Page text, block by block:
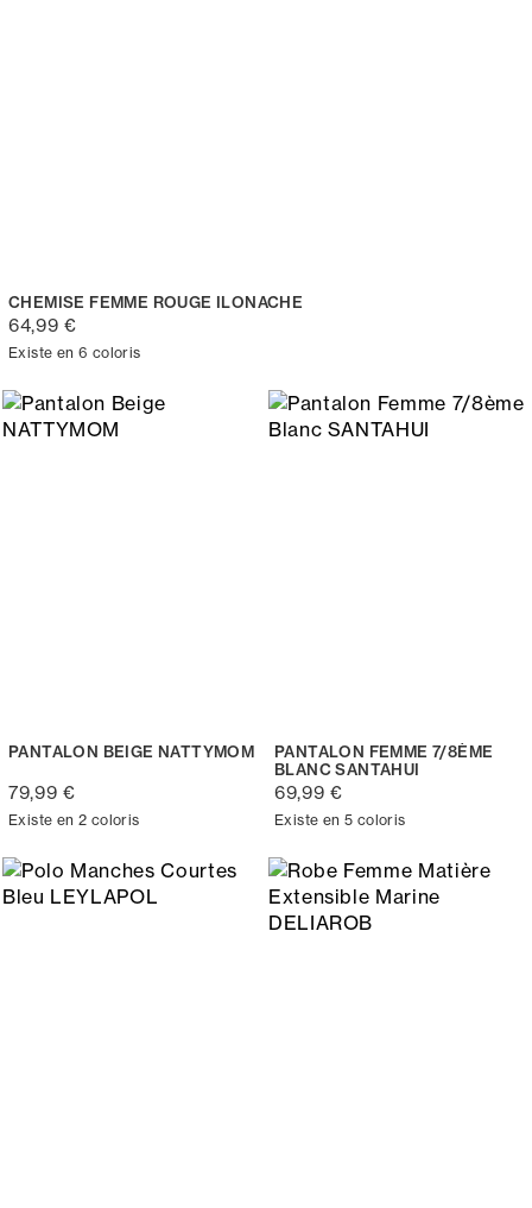
CHEMISE FEMME ROUGE ILONACHE
64,99 €
Existe en 6 coloris
PANTALON BEIGE NATTYMOM
79,99 €
Existe en 2 coloris
PANTALON FEMME 7/8ÈME
BLANC SANTAHUI
69,99 €
Existe en 5 coloris